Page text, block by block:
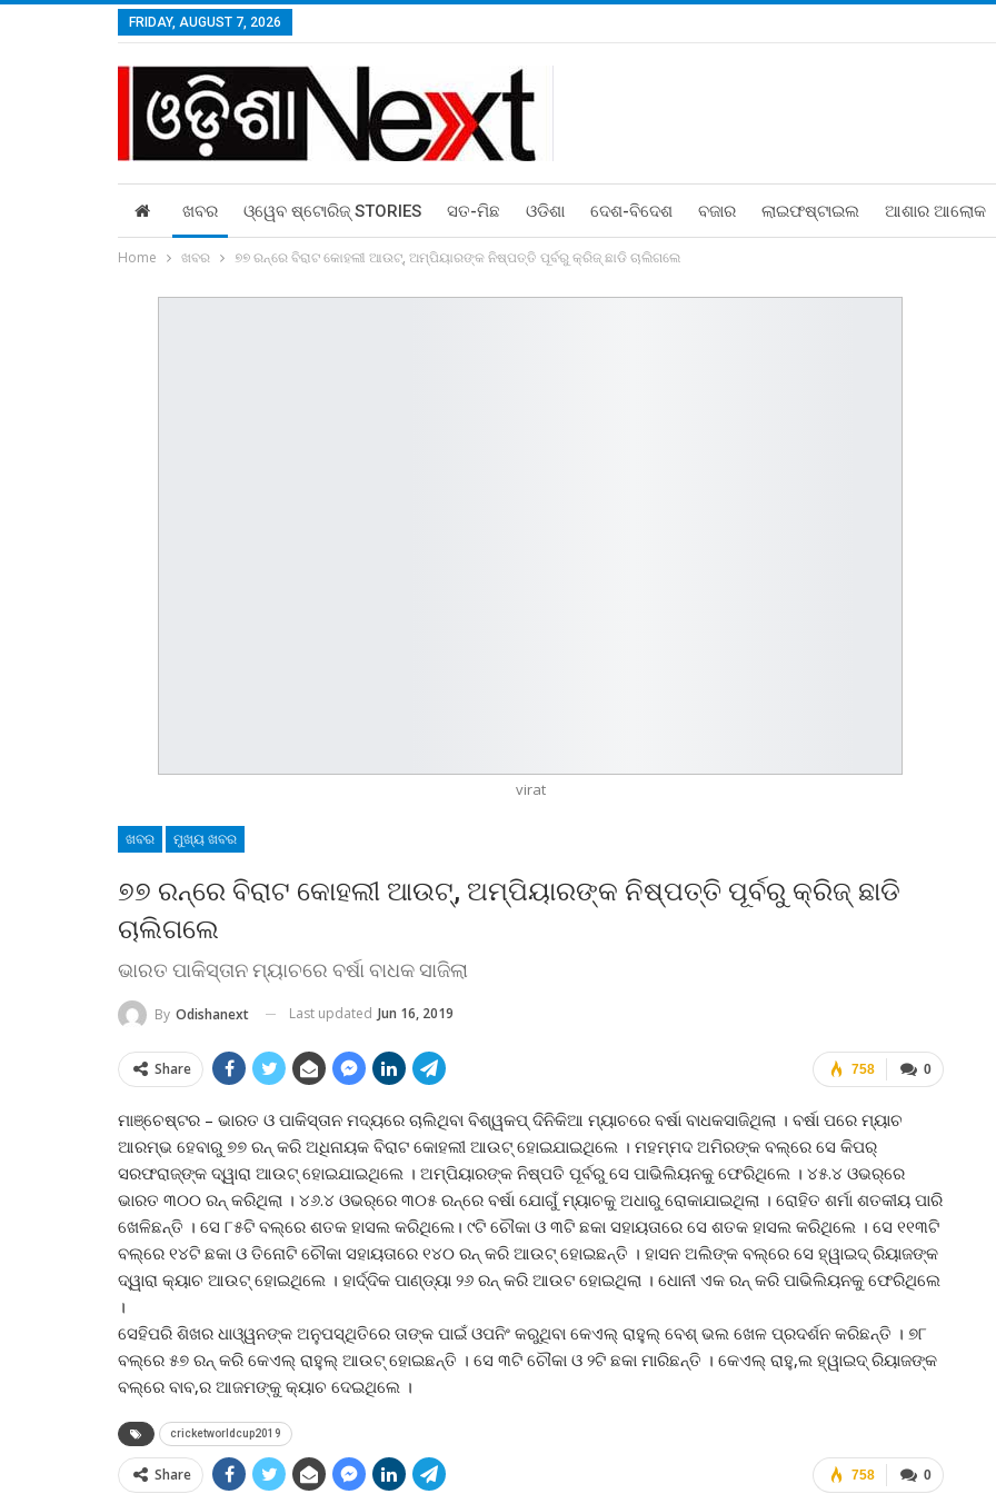
FRIDAY, AUGUST 7, 2026
ଖବର ଓ୍ୱେବ ଷ୍ଟୋରିଜ୍‌ STORIES ସତ-ମିଛ ଓଡିଶା ଦେଶ-ବିଦେଶ ବଜାର ଲାଇଫଷ୍ଟାଇଲ ଆଶାର ଆଲୋକ
Home ଖବର ୭୭ ରନ୍‌ରେ ବିରାଟ କୋହଲୀ ଆଉଟ୍‌, ଅମ୍ପିୟାରଙ୍କ ନିଷ୍ପତ୍ତି ପୂର୍ବରୁ କ୍ରିଜ୍‌ ଛାଡି ଚାଲିଗଲେ
virat
ଖବର ମୁଖ୍ୟ ଖବର
୭୭ ରନ୍‌ରେ ବିରାଟ କୋହଲୀ ଆଉଟ୍‌, ଅମ୍ପିୟାରଙ୍କ ନିଷ୍ପତ୍ତି ପୂର୍ବରୁ କ୍ରିଜ୍‌ ଛାଡି
ଚାଲିଗଲେ
ଭାରତ ପାକିସ୍ତାନ ମ୍ୟାଚରେ ବର୍ଷା ବାଧକ ସାଜିଲା
By Odishanext Last updated Jun 16, 2019
0
758
Share
ମାଞ୍ଚେଷ୍ଟର – ଭାରତ ଓ ପାକିସ୍ତାନ ମଦ୍ୟରେ ଚାଲିଥିବା ବିଶ୍ୱକପ୍‌ ଦିନିକିଆ ମ୍ୟାଚରେ ବର୍ଷା ବାଧକସାଜିଥିଲା । ବର୍ଷା ପରେ ମ୍ୟାଚ
ଆରମ୍ଭ ହେବାରୁ ୭୭ ରନ୍‌ କରି ଅଧିନାୟକ ବିରାଟ କୋହଲୀ ଆଉଟ୍‌ ହୋଇଯାଇଥିଲେ । ମହମ୍ମଦ ଅମିରଙ୍କ ବଲ୍‌ରେ ସେ କିପର୍‌
ସରଫରାଜ୍‌ଙ୍କ ଦ୍ୱାରା ଆଉଟ୍‌ ହୋଇଯାଇଥିଲେ । ଅମ୍ପିୟାରଙ୍କ ନିଷ୍ପତି ପୂର୍ବରୁ ସେ ପାଭିଲିୟନକୁ ଫେରିଥିଲେ । ୪୫.୪ ଓଭର୍‌ରେ
ଭାରତ ୩୦୦ ରନ୍‌ କରିଥିଲା । ୪୬.୪ ଓଭର୍‌ରେ ୩୦୫ ରନ୍‌ରେ ବର୍ଷା ଯୋଗୁଁ ମ୍ୟାଚକୁ ଅଧାରୁ ରୋକାଯାଇଥିଲା । ରୋହିତ ଶର୍ମା ଶତକୀୟ ପାରି
ଖେଳିଛନ୍ତି । ସେ ୮୫ଟି ବଲ୍‌ରେ ଶତକ ହାସଲ କରିଥିଲେ। ୯ଟି ଚୌକା ଓ ୩ଟି ଛକା ସହାୟତାରେ ସେ ଶତକ ହାସଲ କରିଥିଲେ । ସେ ୧୧୩ଟି
ବଲ୍‌ରେ ୧୪ଟି ଛକା ଓ ତିନୋଟି ଚୌକା ସହାୟତାରେ ୧୪୦ ରନ୍‌ କରି ଆଉଟ୍‌ ହୋଇଛନ୍ତି । ହାସନ ଅଲିଙ୍କ ବଲ୍‌ରେ ସେ ହ୍ୱାଇଦ୍‌ ରିୟାଜଙ୍କ
ଦ୍ୱାରା କ୍ୟାଚ ଆଉଟ୍‌ ହୋଇଥିଲେ । ହାର୍ଦ୍ଦିକ ପାଣ୍ଡ୍ୟା ୨୬ ରନ୍‌ କରି ଆଉଟ ହୋଇଥିଲା । ଧୋନୀ ଏକ ରନ୍‌ କରି ପାଭିଲିୟନକୁ ଫେରିଥିଲେ
।
ସେହିପରି ଶିଖର ଧାଓ୍ୱନଙ୍କ ଅନୁପସ୍ଥିତିରେ ତାଙ୍କ ପାଇଁ ଓପନିଂ କରୁଥିବା କେଏଲ୍‌ ରାହୁଲ୍‌ ବେଶ୍‌ ଭଲ ଖେଳ ପ୍ରଦର୍ଶନ କରିଛନ୍ତି । ୭୮
ବଲ୍‌ରେ ୫୭ ରନ୍‌ କରି କେଏଲ୍‌ ରାହୁଲ୍‌ ଆଉଟ୍‌ ହୋଇଛନ୍ତି । ସେ ୩ଟି ଚୌକା ଓ ୨ଟି ଛକା ମାରିଛନ୍ତି । କେଏଲ୍‌ ରାହୁ,ଲ ହ୍ୱାଇଦ୍‌ ରିୟାଜଙ୍କ
ବଲ୍‌ରେ ବାବ,ର ଆଜମଙ୍କୁ କ୍ୟାଚ ଦେଇଥିଲେ ।
cricketworldcup2019
0
758
Share